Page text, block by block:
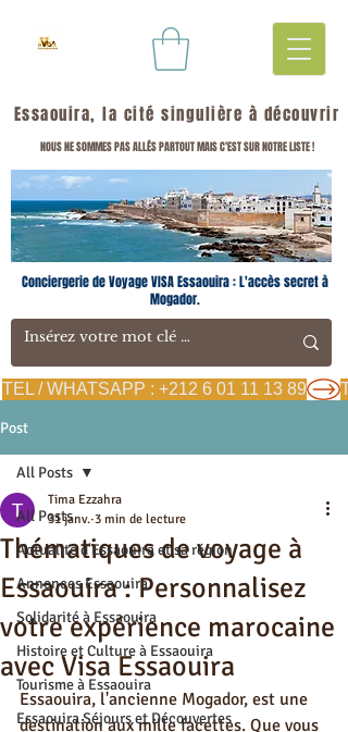
Essaouira, la cité singulière à découvrir
NOUS NE SOMMES PAS ALLÉS PARTOUT MAIS C'EST SUR NOTRE LISTE !
TEL / WHATSAPP : +212 6 01 11 13 89
Conciergerie de Voyage VISA Essaouira : L'accès secret à
Mogador.
Post
All Posts
Actualité d'Essaouira et sa région
Annonces Essaouira
Solidarité à Essaouira
Histoire et Culture à Essaouira
Tourisme à Essaouira
Essaouira Séjours et Découvertes
All Posts
Thématiques de voyage à
Essaouira : Personnalisez
votre expérience marocaine
avec Visa Essaouira
Tima Ezzahra
31 janv. 3 min de lecture
Essaouira, l'ancienne Mogador, est une
destination aux mille facettes. Que vous